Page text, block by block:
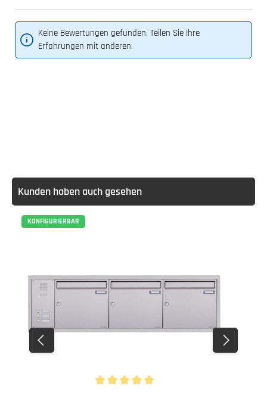
Keine Bewertungen gefunden. Teilen Sie Ihre
Erfahrungen mit anderen.
Kunden haben auch gesehen
KONFIGURIERBAR